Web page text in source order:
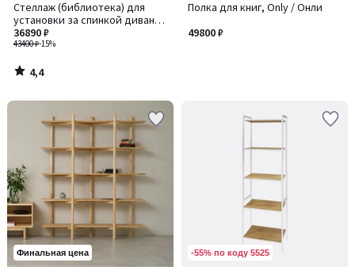
Стеллаж (библиотека) для
установки за спинкой дивана,
ABAC / АБАК
43400 ₽-15%
36890 ₽
/ 5
4,4
/
Полка для книг, Only / Онли
49800 ₽
Финальная цена -55% по коду 5525